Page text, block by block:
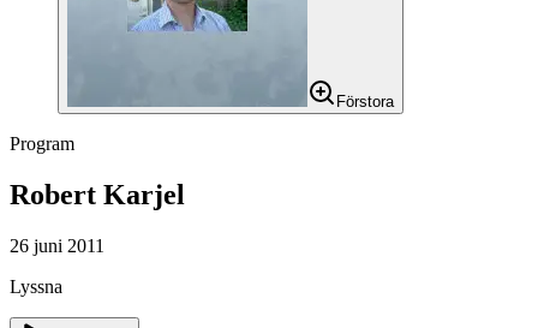
Förstora
Program
Robert Karjel
26 juni 2011
Lyssna